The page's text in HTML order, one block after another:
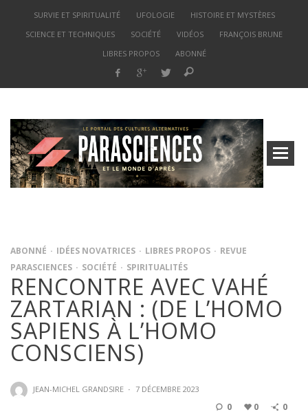
SURVIE ET SPIRITUALITÉ UFOLOGIE
HISTOIRE ET MYSTÈRES
SCIENCE ET TECHNIQUES
SOCIÉTÉ VIDÉOS
FRANÇOIS BRUNE
LIBRES PROPOS
ABONNÉ
ABONNÉ IDÉES NOVATRICES LIBRES PROPOS
REVUE
PARASCIENCES
SOCIÉTÉ SPIRITUALITÉS
RENCONTRE AVEC VAHÉ
ZARTARIAN : (DE L’HOMO
SAPIENS À L’HOMO
CONSCIENS)
JEAN-MICHEL GRANDSIRE · 7 DÉCEMBRE 2023
0 0 0